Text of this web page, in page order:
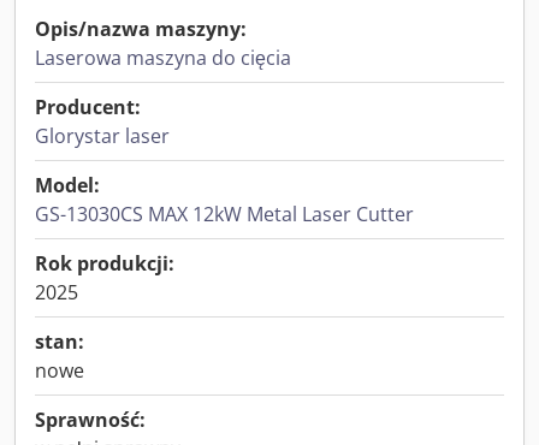
Opis/nazwa maszyny:
Laserowa maszyna do cięcia
Producent:
Glorystar laser
Model:
GS-13030CS MAX 12kW Metal Laser Cutter
Rok produkcji:
2025
stan:
nowe
Sprawność: